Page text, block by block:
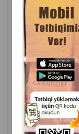
( Отзывы)
Масса
1,2 см
1,5 см
2,0 см